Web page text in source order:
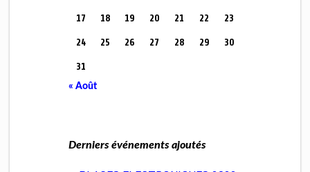
17 18 19 20 21 22 23
24 25 26 27 28 29 30
31
« Août
Derniers événements ajoutés